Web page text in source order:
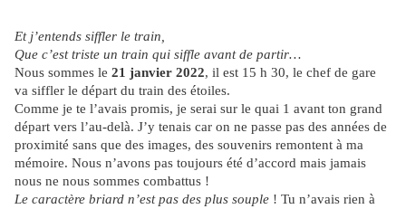
Et j’entends siffler le train,
Que c’est triste un train qui siffle avant de partir…
Nous sommes le 21 janvier 2022, il est 15 h 30, le chef de gare
va siffler le départ du train des étoiles.
Comme je te l’avais promis, je serai sur le quai 1 avant ton grand
départ vers l’au-delà. J’y tenais car on ne passe pas des années de
proximité sans que des images, des souvenirs remontent à ma
mémoire. Nous n’avons pas toujours été d’accord mais jamais
nous ne nous sommes combattus !
Le caractère briard n’est pas des plus souple ! Tu n’avais rien à